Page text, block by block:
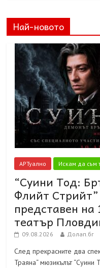
Най-новото
АРТуално Искам да съм
“Суини Тод:
Флийт
представен на
театър
09.08.2026 Долап.бг
След прекрасните два
Траяна“ мюзикълът